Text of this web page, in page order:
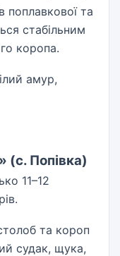
поплавкової та
стабільним
коропа.
амур,
(с. Попівка)
11–12
та короп
судак, щука,